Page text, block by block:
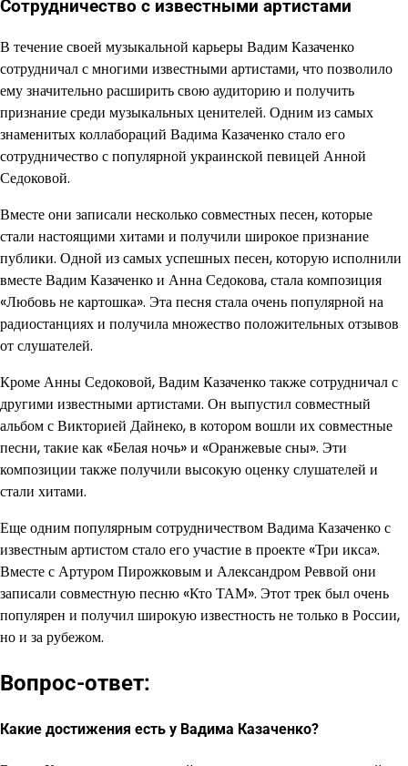
Сотрудничество с известными артистами
В течение своей музыкальной карьеры Вадим Казаченко
сотрудничал с многими известными артистами, что позволило
ему значительно расширить свою аудиторию и получить
признание среди музыкальных ценителей. Одним из самых
знаменитых коллабораций Вадима Казаченко стало его
сотрудничество с популярной украинской певицей Анной
Седоковой.
Вместе они записали несколько совместных песен, которые
стали настоящими хитами и получили широкое признание
публики. Одной из самых успешных песен, которую исполнили
вместе Вадим Казаченко и Анна Седокова, стала композиция
«Любовь не картошка». Эта песня стала очень популярной на
радиостанциях и получила множество положительных отзывов
от слушателей.
Кроме Анны Седоковой, Вадим Казаченко также сотрудничал с
другими известными артистами. Он выпустил совместный
альбом с Викторией Дайнеко, в котором вошли их совместные
песни, такие как «Белая ночь» и «Оранжевые сны». Эти
композиции также получили высокую оценку слушателей и
стали хитами.
Еще одним популярным сотрудничеством Вадима Казаченко с
известным артистом стало его участие в проекте «Три икса».
Вместе с Артуром Пирожковым и Александром Реввой они
записали совместную песню «Кто ТАМ». Этот трек был очень
популярен и получил широкую известность не только в России,
но и за рубежом.
Вопрос-ответ:
Какие достижения есть у Вадима Казаченко?